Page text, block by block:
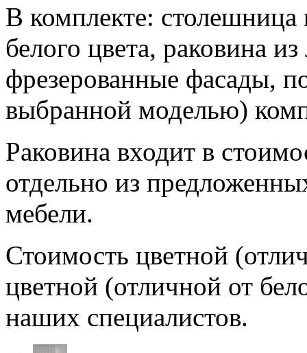
В комплекте: столешница
белого цвета, раковина
фрезерованные фасады,
выбранной моделью)
Раковина входит в
отдельно из
мебели.
Стоимость цветной
цветной (отличной от
наших специалистов.